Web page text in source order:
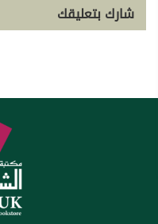
شارك بتعليقك